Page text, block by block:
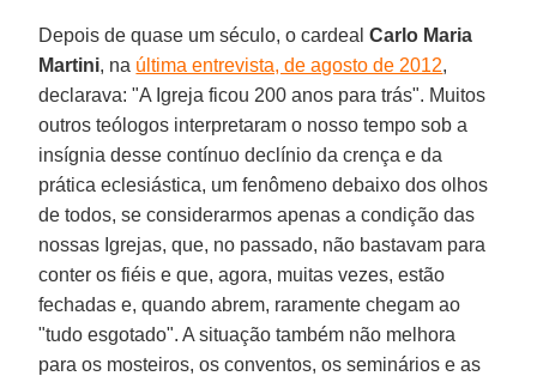
Depois de quase um século, o cardealCarlo Maria
Martini, na última entrevista, de agosto de 2012,
declarava: "A Igreja ficou 200 anos para trás". Muitos
outros teólogos interpretaram o nosso tempo sob a
insígnia desse contínuo declínio da crença e da
prática eclesiástica, um fenômeno debaixo dos olhos
de todos, se considerarmos apenas a condição das
nossas Igrejas, que, no passado, não bastavam para
conter os fiéis e que, agora, muitas vezes, estão
fechadas e, quando abrem, raramente chegam ao
"tudo esgotado". A situação também não melhora
para os mosteiros, os conventos, os seminários e as